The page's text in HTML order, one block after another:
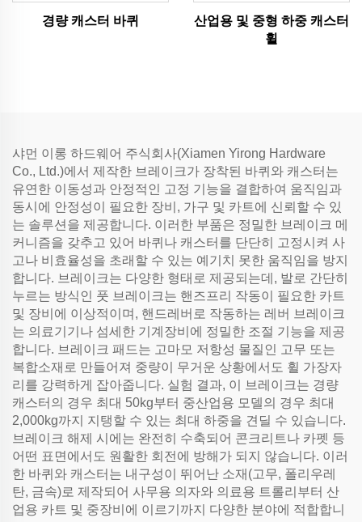
경량 캐스터 바퀴
산업용 및 중형 하중 캐스터
휠
샤먼 이롱 하드웨어 주식회사(Xiamen Yirong Hardware
Co., Ltd.)에서 제작한 브레이크가 장착된 바퀴와 캐스터는
유연한 이동성과 안정적인 고정 기능을 결합하여 움직임과
동시에 안정성이 필요한 장비, 가구 및 카트에 신뢰할 수 있
는 솔루션을 제공합니다. 이러한 부품은 정밀한 브레이크 메
커니즘을 갖추고 있어 바퀴나 캐스터를 단단히 고정시켜 사
고나 비효율성을 초래할 수 있는 예기치 못한 움직임을 방지
합니다. 브레이크는 다양한 형태로 제공되는데, 발로 간단히
누르는 방식인 풋 브레이크는 핸즈프리 작동이 필요한 카트
및 장비에 이상적이며, 핸드레버로 작동하는 레버 브레이크
는 의료기기나 섬세한 기계장비에 정밀한 조절 기능을 제공
합니다. 브레이크 패드는 고마모 저항성 물질인 고무 또는
복합소재로 만들어져 중량이 무거운 상황에서도 휠 가장자
리를 강력하게 잡아줍니다. 실험 결과, 이 브레이크는 경량
캐스터의 경우 최대 50kg부터 중산업용 모델의 경우 최대
2,000kg까지 지탱할 수 있는 최대 하중을 견딜 수 있습니다.
브레이크 해제 시에는 완전히 수축되어 콘크리트나 카펫 등
어떤 표면에서도 원활한 회전에 방해가 되지 않습니다. 이러
한 바퀴와 캐스터는 내구성이 뛰어난 소재(고무, 폴리우레
탄, 금속)로 제작되어 사무용 의자와 의료용 트롤리부터 산
업용 카트 및 중장비에 이르기까지 다양한 분야에 적합합니